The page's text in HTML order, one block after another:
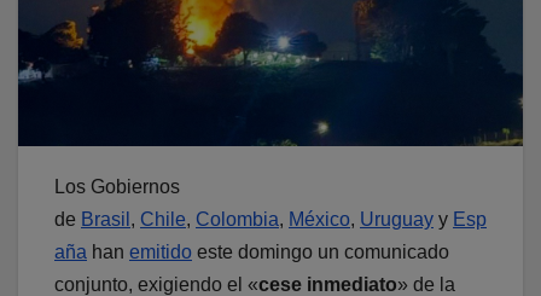
Los Gobiernos
de Brasil , Chile, Colombia, México, Uruguay y Esp
aña han emitido este domingo un comunicado
conjunto, exigiendo el «cese inmediato» de la